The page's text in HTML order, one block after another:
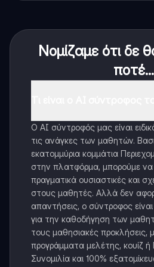
Νομίζαμε ότι δε
ποτέ...
Ο AI σύντροφός μας είναι
τις ανάγκες των μαθητών.
εκατομμύρια κομμάτια
στην πλατφόρμα, μπορούμε
πραγματικά ουσιαστικές και
στους μαθητές. Αλλά δεν
απαντήσεις, ο σύντροφος
για την καθοδήγηση των
τους μαθησιακές προκλήσεις,
προγράμματα μελέτης, κουίζ ή
Συνομιλία και 100%